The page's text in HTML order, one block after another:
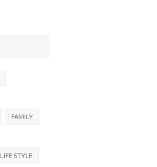
FAMILY
LIFE STYLE